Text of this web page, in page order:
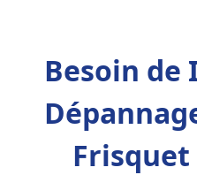
Besoin
Frisquet